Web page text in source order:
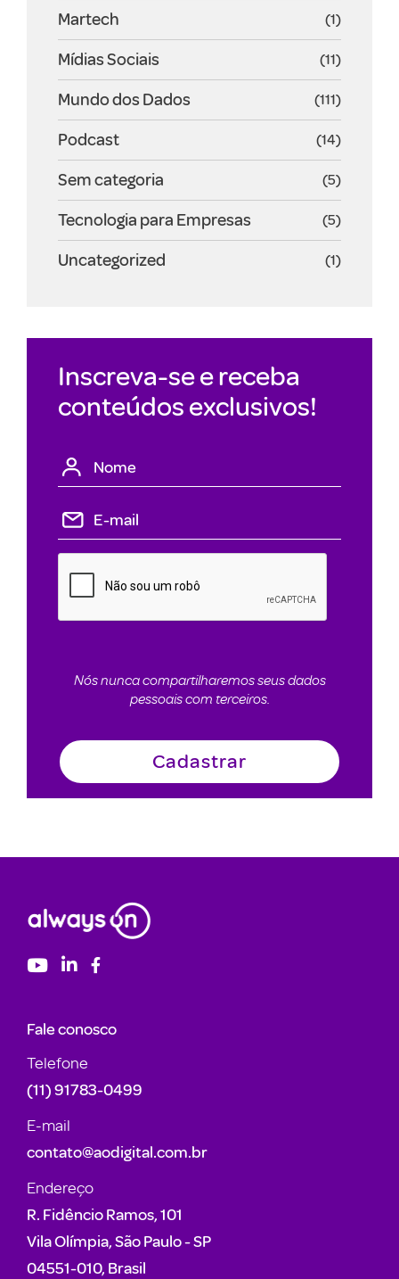
Martech (1)
Mídias Sociais (11)
Mundo dos Dados (111)
Podcast (14)
Sem categoria (5)
Tecnologia para Empresas (5)
Uncategorized (1)
Inscreva-se e receba
conteúdos exclusivos!
Nós nunca compartilharemos seus dados
pessoais com terceiros.
Fale conosco
Telefone
(11) 91783-0499
E-mail
contato@aodigital.com.br
Endereço
R. Fidêncio Ramos, 101
Vila Olímpia, São Paulo - SP
04551-010, Brasil